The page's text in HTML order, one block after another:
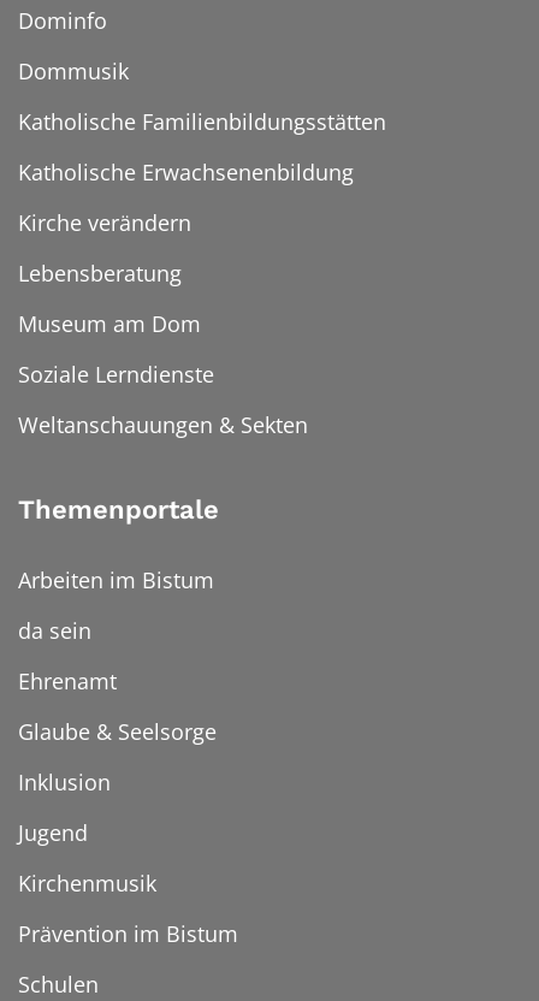
Dominfo
Dommusik
Katholische Familienbildungsstätten
Katholische Erwachsenenbildung
Kirche verändern
Lebensberatung
Museum am Dom
Soziale Lerndienste
Weltanschauungen & Sekten
Themenportale
Arbeiten im Bistum
da sein
Ehrenamt
Glaube & Seelsorge
Inklusion
Jugend
Kirchenmusik
Prävention im Bistum
Schulen